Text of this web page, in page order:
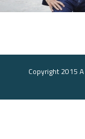
Copyright 2015